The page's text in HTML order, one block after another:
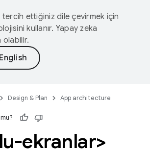
ettiğiniz dile çevirmek için
kullanır. Yapay zeka
olabilir.
Design & Plan App architecture
ekranlar>